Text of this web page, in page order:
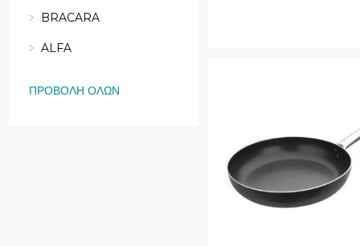
BRACARA
ALFA
ΠΡΟΒΟΛΉ ΌΛΩΝ